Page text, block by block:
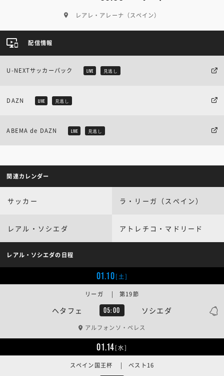
レアレ・アレーナ（スペイン）
配信情報
U-NEXTサッカーパック LIVE 見逃し
DAZN LIVE 見逃し
ABEMA de DAZN LIVE 見逃し
関連カレンダー
サッカー ラ・リーガ（スペイン）
レアル・ソシエダ アトレチコ・マドリード
レアル・ソシエダの日程
01.10[土]
ヘタフェ 05:00 ソシエダ
リーガ | 第19節
アルフォンソ・ペレス
01.14[水]
スペイン国王杯 | ベスト16